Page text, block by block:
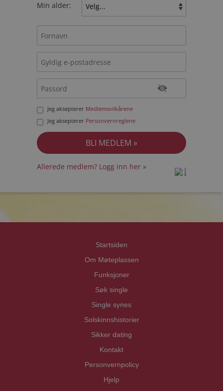
Min alder:
Jeg aksepterer Medlemsvilkårene
Jeg aksepterer Personvernreglene
Allerede medlem? Logg inn her »
Startsiden
Om Møteplassen
Funksjoner
Søk single
Single synes
Solskinnshistorier
Sikker dating
Kontakt
Personvernpolicy
Hjelp